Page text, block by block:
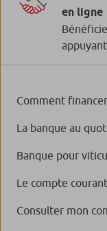
en ligne
Comment
La banque au
Banque pour
Le compte courant
Consulter mon